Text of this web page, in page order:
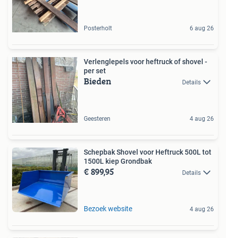
Posterholt 6 aug 26
Verlenglepels voor heftruck of shovel -
per set
Bieden Details
Geesteren 4 aug 26
Schepbak Shovel voor Heftruck 500L tot
1500L kiep Grondbak
€ 899,95 Details
Bezoek website 4 aug 26